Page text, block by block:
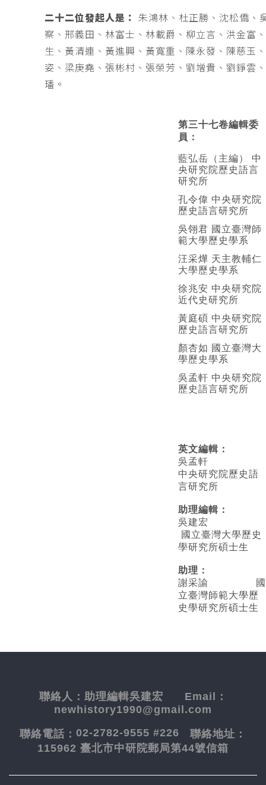
二十二位發起人是：
朱鴻林、杜正勝、沈松僑、
察、邢義田、林富士、林載爵、柳立言、洪金富
生、黃清連、黃進興、黃寬重、陳永發、陳慈玉
姿、梁庚堯、張彬村、張榮芳、劉增貴、劉錚雲
璠。
第三十七卷編輯委
員：
藍弘岳（主編） 中
央研究院歷史語言
研究所
孔令偉 中央研究院
歷史語言研究所
吳翎君 國立臺灣師
範大學歷史學系
汪采燁 天主教輔仁
大學歷史學系
徐兆安 中央研究院
近代史研究所
黃庭碩 中央研究院
歷史語言研究所
顏杏如 國立臺灣大
學歷史學系
吳孟軒 中央研究院
歷史語言研究所
英文編輯 ：
吳孟軒
中央研究院歷史語
言研究所
助理編輯：
吳建宏
國立臺灣大學歷史
學研究所碩士生
助理：
謝采諭
國
立臺灣師範大學歷
史學研究所碩士生
聯絡人： 助理編輯吳建宏 Email：
newhistory1990@gmail.com
聯絡電話： 02-2782-9555 #226 聯絡地址：
115962 臺北市中研院郵局第44號信箱